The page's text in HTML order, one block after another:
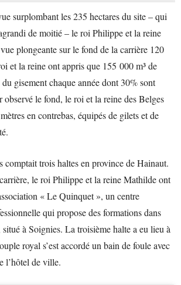
surplombant les 235 hectares du site – qui
de moitié – le roi Philippe et la reine
plongeante sur le fond de la carrière 120
et la reine ont appris que 155 000 m³ de
gisement chaque année dont 30% sont
observé le fond, le roi et la reine des Belges
en contrebas, équipés de gilets et de
comptait trois haltes en province de Hainaut.
le roi Philippe et la reine Mathilde ont
« Le Quinquet », un centre
qui propose des formations dans
à Soignies. La troisième halte a eu lieu à
royal s’est accordé un bain de foule avec
l’hôtel de ville.